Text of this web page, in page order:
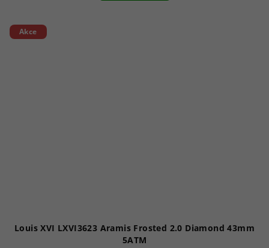
Akce
Louis XVI LXVI3623 Aramis Frosted 2.0 Diamond 43mm
5ATM